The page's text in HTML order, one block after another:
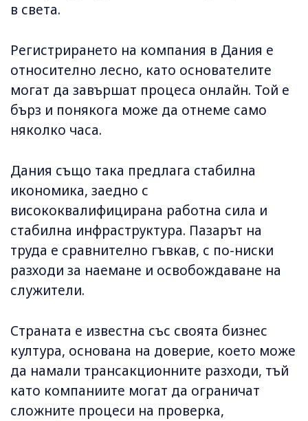
в света.
Регистрирането на компания в Дания е
относително лесно, като основателите
могат да завършат процеса онлайн. Той е
бърз и понякога може да отнеме само
няколко часа.
Дания също така предлага стабилна
икономика, заедно с
висококвалифицирана работна сила и
стабилна инфраструктура. Пазарът на
труда е сравнително гъвкав, с по-ниски
разходи за наемане и освобождаване на
служители.
Страната е известна със своята бизнес
култура, основана на доверие, което може
да намали трансакционните разходи, тъй
като компаниите могат да ограничат
сложните процеси на проверка,